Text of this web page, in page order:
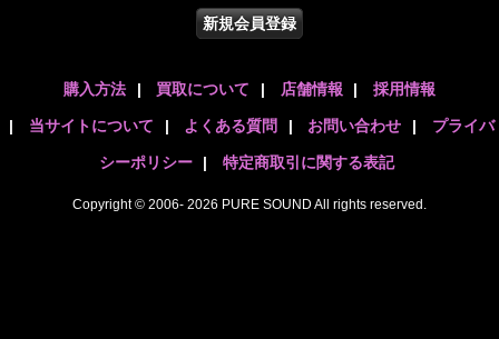
新規会員登録
購入方法 | 買取について | 店舗情報 | 採用情報
| 当サイトについて | よくある質問 | お問い合わせ | プライバ
シーポリシー | 特定商取引に関する表記
Copyright © 2006- 2026 PURE SOUND All rights reserved.